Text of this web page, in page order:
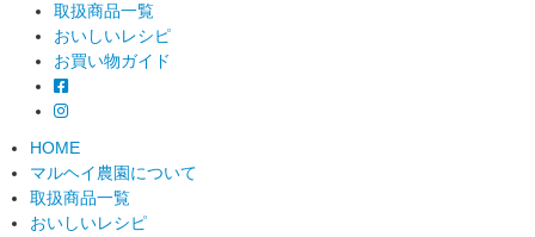
取扱商品一覧
おいしいレシピ
お買い物ガイド
HOME
マルヘイ農園について
取扱商品一覧
おいしいレシピ